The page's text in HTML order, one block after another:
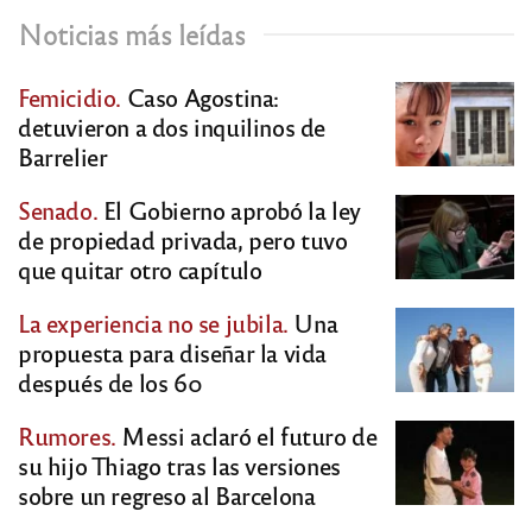
Noticias más leídas
Femicidio. Caso Agostina:
detuvieron a dos inquilinos de
Barrelier
Senado. El Gobierno aprobó la ley
de propiedad privada, pero tuvo
que quitar otro capítulo
La experiencia no se jubila. Una
propuesta para diseñar la vida
después de los 60
Rumores. Messi aclaró el futuro de
su hijo Thiago tras las versiones
sobre un regreso al Barcelona